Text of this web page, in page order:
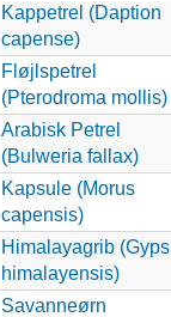
Kappetrel (Daption
capense)
Fløjlspetrel
(Pterodroma mollis)
Arabisk Petrel
(Bulweria fallax)
Kapsule (Morus
capensis)
Himalayagrib (Gyps
himalayensis)
Savanneørn